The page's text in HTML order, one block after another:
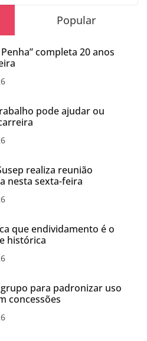
Popular
completa 20 anos
pode ajudar ou
realiza reunião
nesta sexta-feira
que endividamento é o
histórica
para padronizar uso
concessões